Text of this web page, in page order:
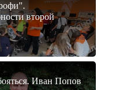
второй
Иван Попов